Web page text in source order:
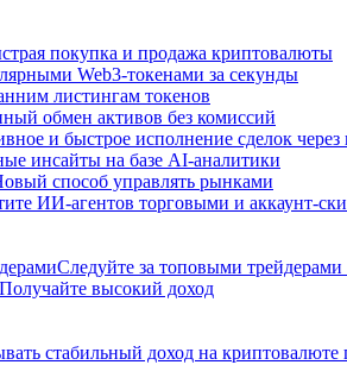
покупка и продажа криптовалюты
Web3-токенами за секунды
листингам токенов
обмен активов без комиссий
и быстрое исполнение сделок
инсайты на базе AI-аналитики
способ управлять рынками
ИИ-агентов торговыми и аккаунт-
Следуйте за топовыми
Получайте высокий доход
стабильный доход на криптовалюте